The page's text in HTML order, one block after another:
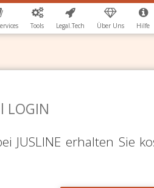
Tools Legal.Tech Über Uns Hilfe
LOGIN
JUSLINE erhalten Sie